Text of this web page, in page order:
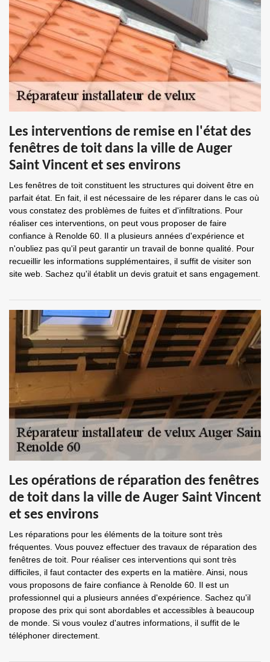
Les interventions de remise en l'état des
fenêtres de toit dans la ville de Auger
Saint Vincent et ses environs
Les fenêtres de toit constituent les structures qui doivent être en
parfait état. En fait, il est nécessaire de les réparer dans le cas où
vous constatez des problèmes de fuites et d'infiltrations. Pour
réaliser ces interventions, on peut vous proposer de faire
confiance à Renolde 60. Il a plusieurs années d'expérience et
n'oubliez pas qu'il peut garantir un travail de bonne qualité. Pour
recueillir les informations supplémentaires, il suffit de visiter son
site web. Sachez qu'il établit un devis gratuit et sans engagement.
Les opérations de réparation des fenêtres
de toit dans la ville de Auger Saint Vincent
et ses environs
Les réparations pour les éléments de la toiture sont très
fréquentes. Vous pouvez effectuer des travaux de réparation des
fenêtres de toit. Pour réaliser ces interventions qui sont très
difficiles, il faut contacter des experts en la matière. Ainsi, nous
vous proposons de faire confiance à Renolde 60. Il est un
professionnel qui a plusieurs années d'expérience. Sachez qu'il
propose des prix qui sont abordables et accessibles à beaucoup
de monde. Si vous voulez d'autres informations, il suffit de le
téléphoner directement.